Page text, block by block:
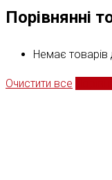
Порівнянні
Немає товарів
Очистити все